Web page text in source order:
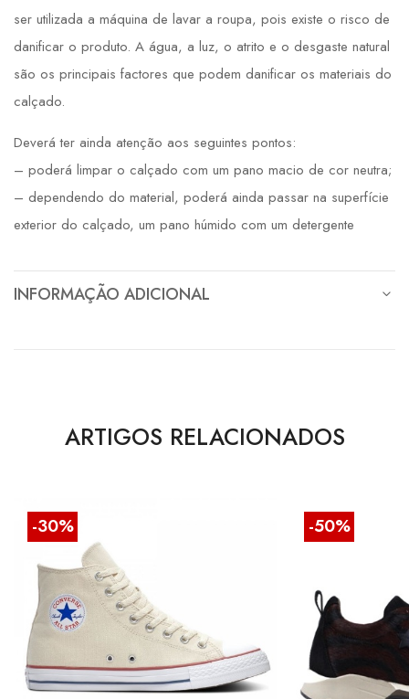
ser utilizada a máquina de lavar a roupa, pois existe o risco de
danificar o produto. A água, a luz, o atrito e o desgaste natural
são os principais factores que podem danificar os materiais do
calçado.
Deverá ter ainda atenção aos seguintes pontos:
– poderá limpar o calçado com um pano macio de cor neutra;
– dependendo do material, poderá ainda passar na superfície
exterior do calçado, um pano húmido com um detergente
INFORMAÇÃO ADICIONAL
ARTIGOS RELACIONADOS
-30% -50%